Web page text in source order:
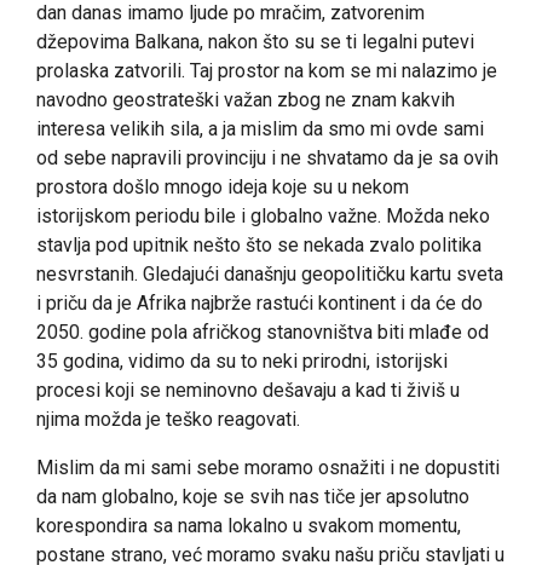
dan danas imamo ljude po mračim, zatvorenim
džepovima Balkana, nakon što su se ti legalni putevi
prolaska zatvorili. Taj prostor na kom se mi nalazimo je
navodno geostrateški važan zbog ne znam kakvih
interesa velikih sila, a ja mislim da smo mi ovde sami
od sebe napravili provinciju i ne shvatamo da je sa ovih
prostora došlo mnogo ideja koje su u nekom
istorijskom periodu bile i globalno važne. Možda neko
stavlja pod upitnik nešto što se nekada zvalo politika
nesvrstanih. Gledajući današnju geopolitičku kartu sveta
i priču da je Afrika najbrže rastući kontinent i da će do
2050. godine pola afričkog stanovništva biti mlađe od
35 godina, vidimo da su to neki prirodni, istorijski
procesi koji se neminovno dešavaju a kad ti živiš u
njima možda je teško reagovati.
Mislim da mi sami sebe moramo osnažiti i ne dopustiti
da nam globalno, koje se svih nas tiče jer apsolutno
korespondira sa nama lokalno u svakom momentu,
postane strano, već moramo svaku našu priču stavljati u